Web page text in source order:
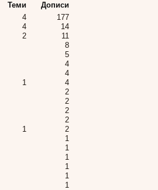
Теми
Дописи
4
177
4
14
2
11
8
5
4
4
1
4
2
2
2
2
1
2
1
1
1
1
1
1